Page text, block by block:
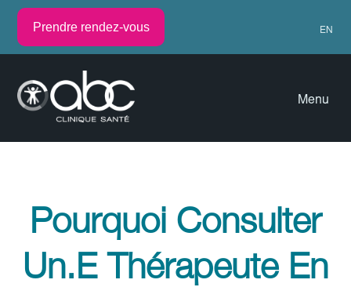
Prendre rendez-vous EN
Menu
Pourquoi Consulter
Un.e Thérapeute En